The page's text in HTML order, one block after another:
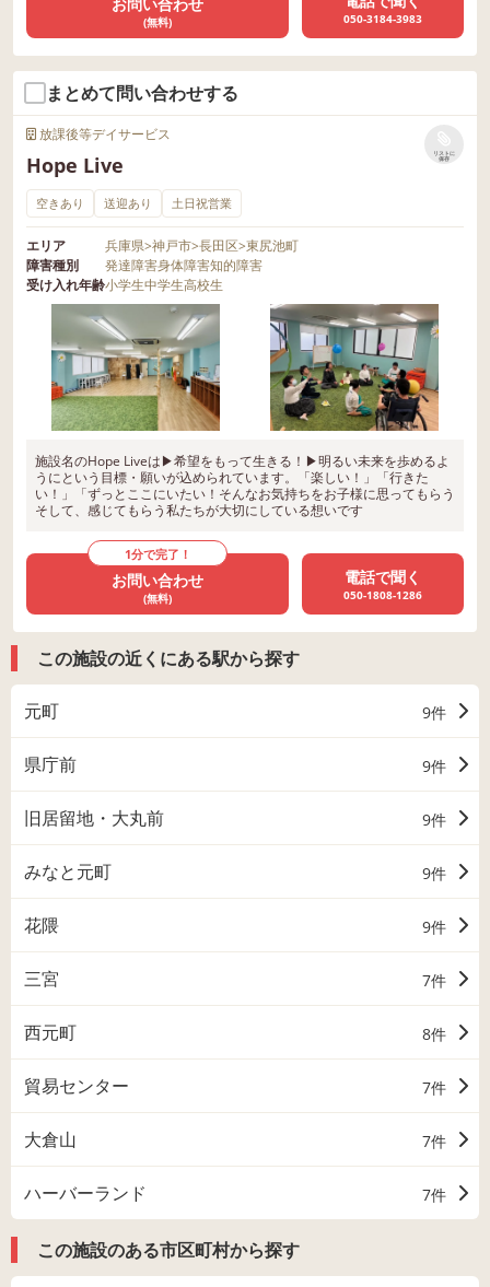
(無料) 050-3184-3983
まとめて問い合わせする
放課後等デイサービス
Hope Live
リストに
保存
空きあり 送迎あり 土日祝営業
エリア 兵庫県>神戸市>長田区>東尻池町
障害種別
発達障害身体障害知的障害
受け入れ年齢小学生中学生高校生
施設名のHope Liveは▶︎希望をもって生きる！▶︎明るい未来を歩めるよ
うにという目標・願いが込められています。「楽しい！」「行きた
い！」「ずっとここにいたい！そんなお気持ちをお子様に思ってもらう
そして、感じてもらう私たちが大切にしている想いです
1分で完了！
お問い合わせ
(無料)
電話で聞く
050-1808-1286
この施設の近くにある駅から探す
元町 9件
県庁前 9件
旧居留地・大丸前 9件
みなと元町 9件
花隈 9件
三宮 7件
西元町 8件
貿易センター 7件
大倉山 7件
ハーバーランド 7件
この施設のある市区町村から探す